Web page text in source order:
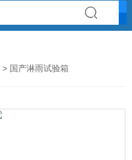
> 国产淋雨试验箱